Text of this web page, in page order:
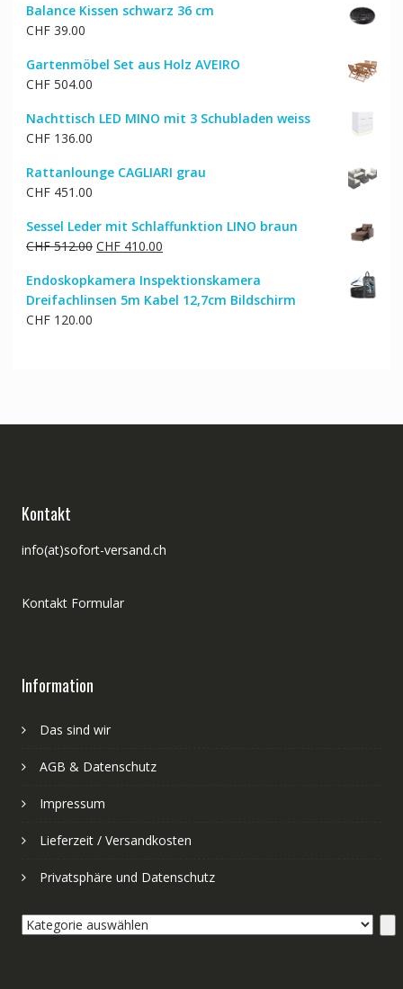
war:
ist:
Balance Kissen schwarz 36 cm
CHF39.00
Gartenmöbel Set aus Holz AVEIRO
CHF504.00
Nachttisch LED MINO mit 3 Schubladen weiss
CHF136.00
Rattanlounge CAGLIARI grau
CHF451.00
Sessel Leder mit Schlaffunktion LINO braun
CHF512.00 Ursprünglicher
war:
CHF 512.00
CHF410.00Aktueller
ist:
CHF 410.00.
Endoskopkamera Inspektionskamera
Dreifachlinsen 5m Kabel 12,7cm Bildschirm
CHF120.00
Kontakt
info(at)sofort-versand.ch
Kontakt Formular
Information
Das sind wir
AGB & Datenschutz
Impressum
Lieferzeit / Versandkosten
Privatsphäre und Datenschutz
Kategorie